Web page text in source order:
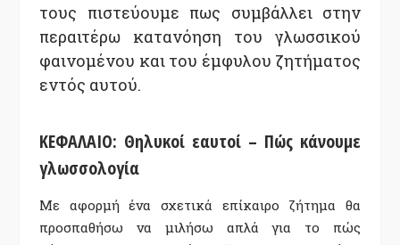
τους πιστεύουμε πως συμβάλλει στην
περαιτέρω κατανόηση του γλωσσικού
φαινομένου και του έμφυλου ζητήματος
εντός αυτού.
ΚΕΦΑΛΑΙΟ: Θηλυκοί εαυτοί – Πώς κάνουμε
γλωσσολογία
Με αφορμή ένα σχετικά επίκαιρο ζήτημα θα
προσπαθήσω να μιλήσω απλά για το πώς